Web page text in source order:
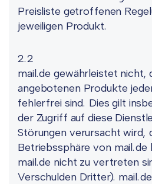
Preisliste getroffenen
jeweiligen Produkt.
2.2
mail.de gewährleistet nicht,
angebotenen Produkte
fehlerfrei sind. Dies gilt
der Zugriff auf diese
Störungen verursacht wird,
Betriebssphäre von mail.de
mail.de nicht zu vertreten
Verschulden Dritter).